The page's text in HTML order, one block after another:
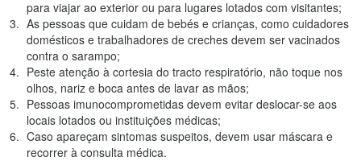
para viajar ao exterior ou para lugares lotados com visitantes;
As pessoas que cuidam de bebés e crianças, como cuidadores
domésticos e trabalhadores de creches devem ser vacinados
contra o sarampo;
Peste atenção à cortesia do tracto respiratório, não toque nos
olhos, nariz e boca antes de lavar as mãos;
Pessoas imunocomprometidas devem evitar deslocar-se aos
locais lotados ou instituições médicas;
Caso apareçam sintomas suspeitos, devem usar máscara e
recorrer à consulta médica.